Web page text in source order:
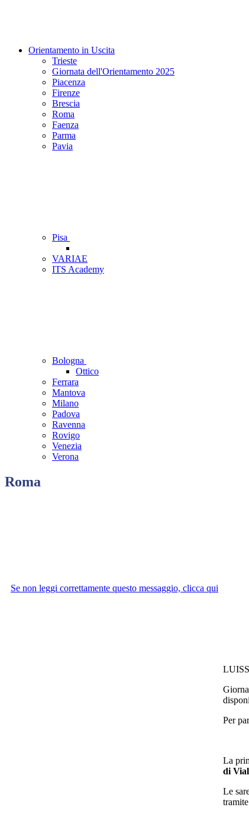
Orientamento in Uscita
Trieste
Giornata dell'Orientamento 2025
Piacenza
Firenze
Brescia
Roma
Faenza
Parma
Pavia
Pisa
VARIAE
ITS Academy
Bologna
Ottico
Ferrara
Mantova
Milano
Padova
Ravenna
Rovigo
Venezia
Verona
Roma
Se non leggi correttamente questo messaggio, clicca qui
Per
La
di
Le